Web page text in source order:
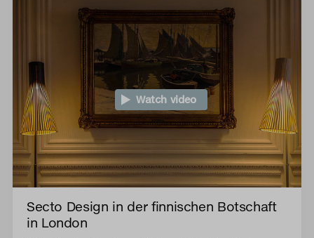
Watch video
Secto Design in der finnischen Botschaft
in London